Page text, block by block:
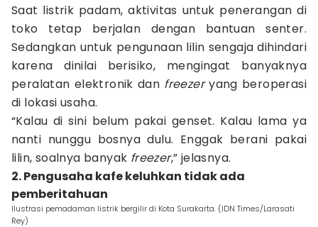
Saat listrik padam, aktivitas untuk penerangan di
toko tetap berjalan dengan bantuan senter.
Sedangkan untuk pengunaan lilin sengaja dihindari
karena dinilai berisiko, mengingat banyaknya
peralatan elektronik dan freezeryang beroperasi
di lokasi usaha.
“Kalau di sini belum pakai genset. Kalau lama ya
nanti nunggu bosnya dulu. Enggak berani pakai
lilin, soalnya banyak freezer,” jelasnya.
2. Pengusaha kafe keluhkan tidak ada
pemberitahuan
Ilustrasi pemadaman listrik bergilir di Kota Surakarta. (IDN Times/Larasati
Rey)